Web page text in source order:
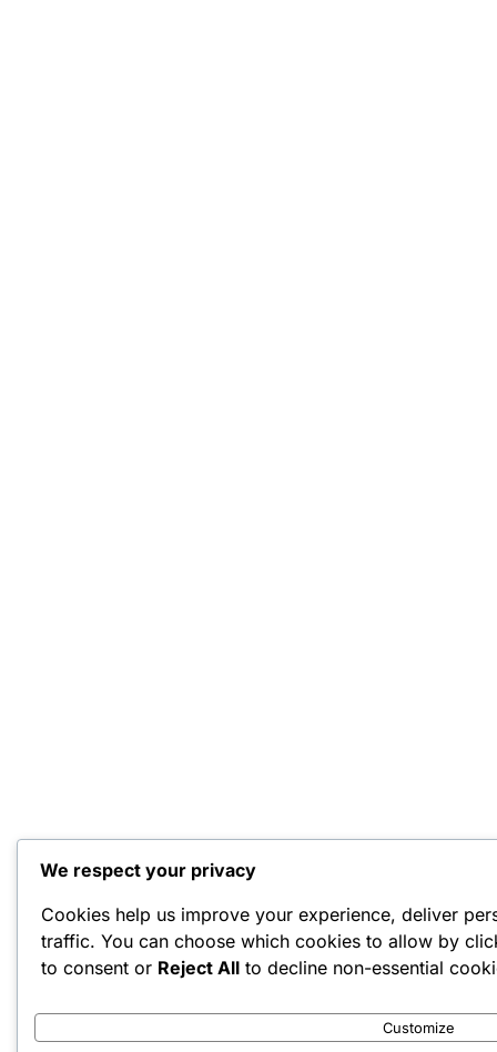
We respect your privacy
Cookies help us improve your experience, deliver
traffic. You can choose which cookies to allow by
to consent or Reject All to decline non-essential
Customize